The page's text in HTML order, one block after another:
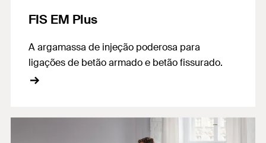
FIS EM Plus
A argamassa de injeção poderosa para
ligações de betão armado e betão fissurado.